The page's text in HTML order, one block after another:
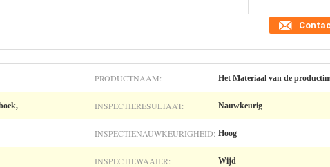
PRODUCTNAAM: Het Materiaal van de
INSPECTIERESULTAAT: Nauwkeurig
INSPECTIENAUWKEURIGHEID: Hoog
INSPECTIEWAAIER: Wijd